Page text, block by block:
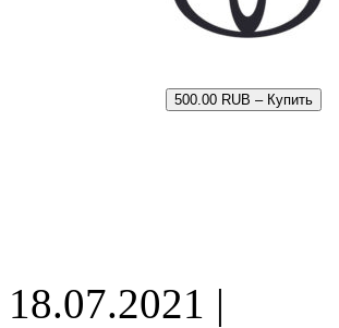
500.00 RUB – Купить
18.07.2021 |